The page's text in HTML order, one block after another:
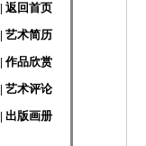
| 返回首页
| 艺术简历
| 作品欣赏
| 艺术评论
| 出版画册